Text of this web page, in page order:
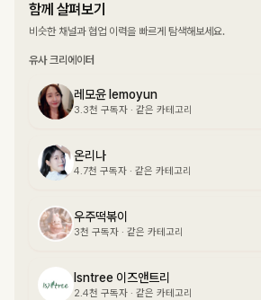
함께 살펴보기
비슷한 채널과 협업 이력을 빠르게 탐색해보세요.
유사 크리에이터
레모윤 lemoyun
3.3천 구독자 · 같은 카테고리
온리나
4.7천 구독자 · 같은 카테고리
우주떡볶이
3천 구독자 · 같은 카테고리
Isntree 이즈앤트리
2.4천 구독자 · 같은 카테고리